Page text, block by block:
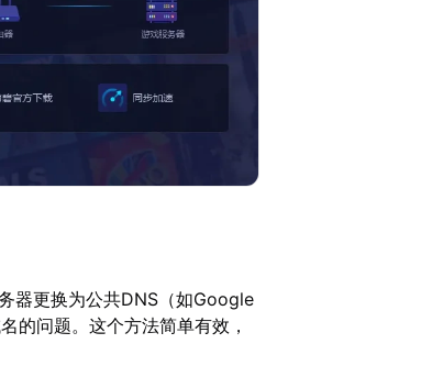
器更换为公共DNS（如Google
的问题。这个方法简单有效，